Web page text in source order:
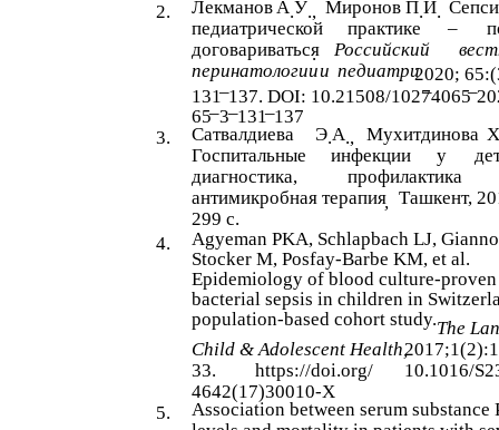
2.
Лекманов А.У., Миронов П.И.
педиатрической
практике –
договариваться
. Российский
перинатологиии педиатри2020;
131–137. DOI: 10.21508/1027
–4065–
65–3–131–137
3.
Сатвалдиева Э.А., Мухитдинова Х
Госпитальные
инфекции у
диагностика,
профилактика
антимикробная терапия, Ташкент,
299 с.
4.
Agyeman PKA, Schlapbach LJ,
Stocker M, Posfay-Barbe KM, et al.
Epidemiology of blood culture-proven
bacterial sepsis in children in
population-based cohort study.The
Child & Adolescent Health,
33.
https://doi.org/
10.1016/
4642(17)30010-X
5.
Association between serum substance